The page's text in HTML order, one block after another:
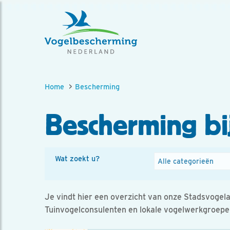
Home Bescherming
Bescherming
Wat zoekt u? Categorieën
Je vindt hier een overzicht van onze
Tuinvogelconsulenten en lokale